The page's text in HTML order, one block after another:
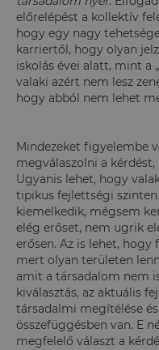
előrelépést a kollektív
hogy egy nagy
karriertől, hogy olyan
iskolás évei alatt, mint a
valaki azért nem lesz
hogy abból nem lehet
Mindezeket figyelembe
megválaszolni a
Ugyanis lehet, hogy
tipikus fejlettségi
kiemelkedik, mégsem
elég erőset, nem ugrik
erősen. Az is lehet,
mert olyan területen
amit a társadalom nem
kiválasztás, az aktuális
társadalmi megítélése
összefüggésben van. E
megfelelő választ a